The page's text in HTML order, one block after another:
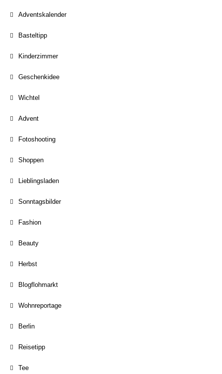
Adventskalender
Basteltipp
Kinderzimmer
Geschenkidee
Wichtel
Advent
Fotoshooting
Shoppen
Lieblingsladen
Sonntagsbilder
Fashion
Beauty
Herbst
Blogflohmarkt
Wohnreportage
Berlin
Reisetipp
Tee